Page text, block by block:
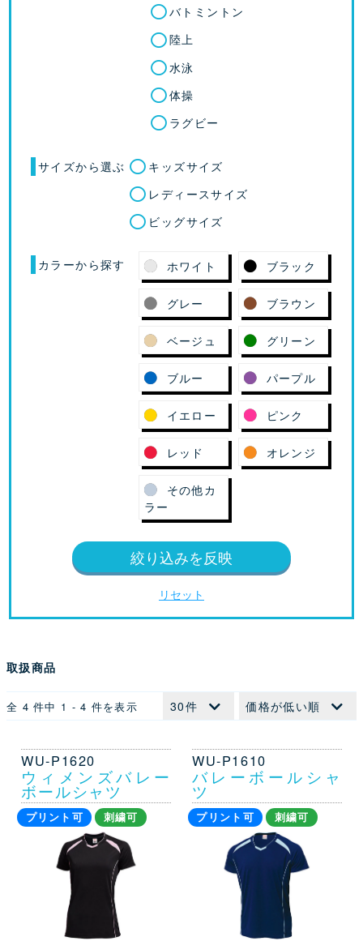
バトミントン
陸上
水泳
体操
ラグビー
サイズから選ぶ
キッズサイズ
レディースサイズ
ビッグサイズ
カラーから探す ホワイト ブラック
グレー ブラウン
ベージュ グリーン
ブルー パープル
イエロー ピンク
レッド オレンジ
その他カ
ラー
絞り込みを反映
リセット
取扱商品
全 4 件中 1 - 4 件を表示
WU-P1620
ウィメンズバレー
ボールシャツ
プリント可 刺繍可
WU-P1610
バレーボールシャ
ツ
プリント可 刺繍可